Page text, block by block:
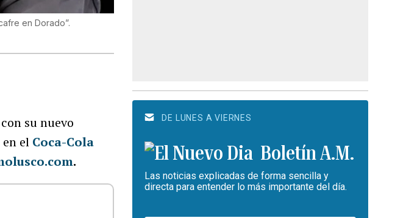
en Dorado”.
su nuevo
el Coca-Cola
.
DE LUNES A VIERNES
Boletín A.M.
Las noticias explicadas de forma sencilla y
directa para entender lo más importante del día.